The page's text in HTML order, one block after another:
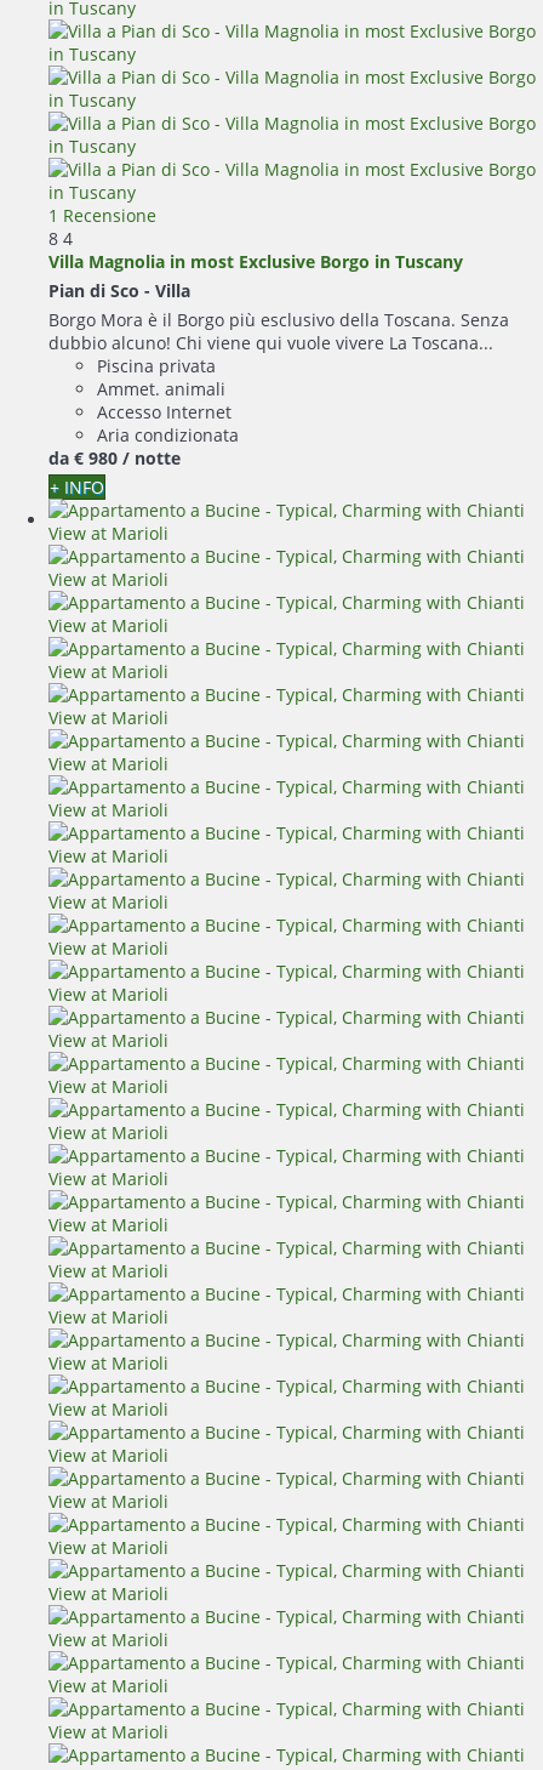
1 Recensione
8 4
Villa Magnolia in most Exclusive Borgo in Tuscany
Pian di Sco - Villa
Borgo Mora è il Borgo più esclusivo della Toscana. Senza
dubbio alcuno! Chi viene qui vuole vivere La Toscana...
Piscina privata
Ammet. animali
Accesso Internet
Aria condizionata
da € 980 / notte
+ INFO